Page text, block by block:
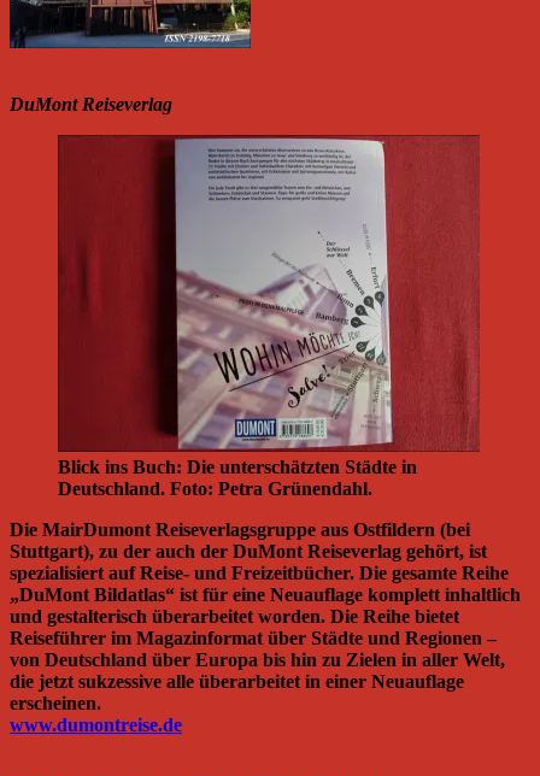
DuMont Reiseverlag
Blick ins Buch: Die unterschätzten Städte in
Deutschland. Foto: Petra Grünendahl.
Die MairDumont Reiseverlagsgruppe aus Ostfildern (bei
Stuttgart), zu der auch der DuMont Reiseverlag gehört, ist
spezialisiert auf Reise- und Freizeitbücher. Die gesamte Reihe
„DuMont Bildatlas“ ist für eine Neuauflage komplett inhaltlich
und gestalterisch überarbeitet worden. Die Reihe bietet
Reiseführer im Magazinformat über Städte und Regionen –
von Deutschland über Europa bis hin zu Zielen in aller Welt,
die jetzt sukzessive alle überarbeitet in einer Neuauflage
erscheinen.
www.dumontreise.de